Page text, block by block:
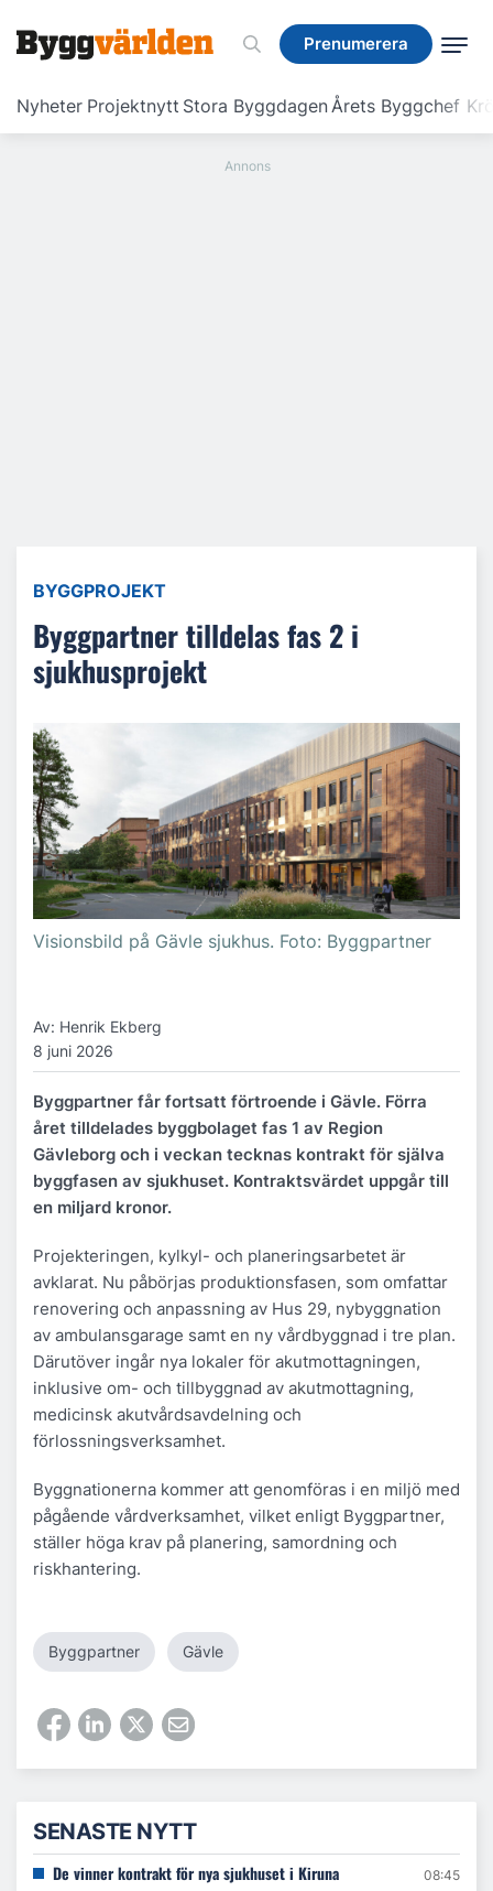
Prenumerera
Nyheter Projektnytt Stora ByggdagenÅrets Byggchef
Prenumerera
BYGGPROJEKT
Byggpartner tilldelas fas 2 i
sjukhusprojekt
Visionsbild på Gävle sjukhus. Foto: Byggpartner
Av: Henrik Ekberg
8 juni 2026
Byggpartner får fortsatt förtroende i Gävle. Förra
året tilldelades byggbolaget fas 1 av Region
Gävleborg och i veckan tecknas kontrakt för själva
byggfasen av sjukhuset. Kontraktsvärdet uppgår till
en miljard kronor.
Projekteringen, kylkyl- och planeringsarbetet är
avklarat. Nu påbörjas produktionsfasen, som omfattar
renovering och anpassning av Hus 29, nybyggnation
av ambulansgarage samt en ny vårdbyggnad i tre plan.
Därutöver ingår nya lokaler för akutmottagningen,
inklusive om- och tillbyggnad av akutmottagning,
medicinsk akutvårdsavdelning och
förlossningsverksamhet.
Byggnationerna kommer att genomföras i en miljö med
pågående vårdverksamhet, vilket enligt Byggpartner,
ställer höga krav på planering, samordning och
riskhantering.
Byggpartner Gävle
SENASTE NYTT
De vinner kontrakt för nya sjukhuset i Kiruna 08:45